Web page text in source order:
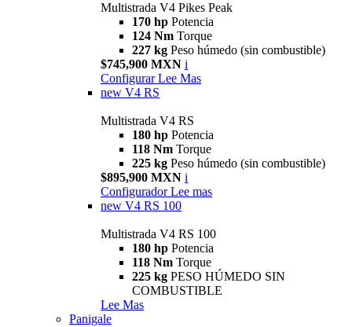
Multistrada V4 Pikes Peak
170 hp Potencia
124 Nm Torque
227 kg Peso húmedo (sin combustible)
$745,900 MXN i
Configurar Lee Mas
new V4 RS
Multistrada V4 RS
180 hp Potencia
118 Nm Torque
225 kg Peso húmedo (sin combustible)
$895,900 MXN i
Configurador Lee mas
new V4 RS 100
Multistrada V4 RS 100
180 hp Potencia
118 Nm Torque
225 kg PESO HÚMEDO SIN
COMBUSTIBLE
Lee Mas
Panigale